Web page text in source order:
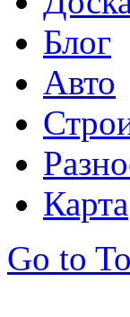
Блог
Авто
Карта
Go to